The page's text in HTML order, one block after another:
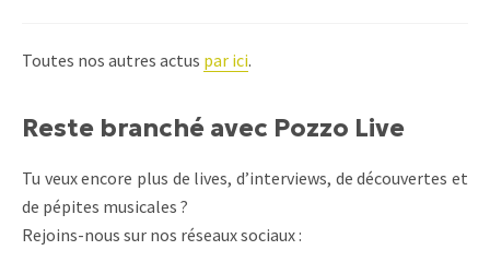
Toutes nos autres actus par ici.
Reste branché avec Pozzo Live
Tu veux encore plus de lives, d’interviews, de découvertes et
de pépites musicales ?
Rejoins-nous sur nos réseaux sociaux :